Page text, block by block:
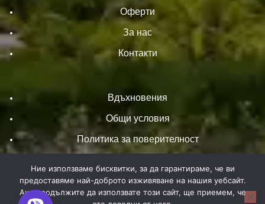
Оферти
За нас
Контакти
Вдъхновения
Общи условия
Политика за поверителност
Ние използваме бисквитки, за да гарантираме, че ви
предоставяме най-доброто изживяване на нашия уебсайт.
Ако продължите да използвате този сайт, ще приемем, че